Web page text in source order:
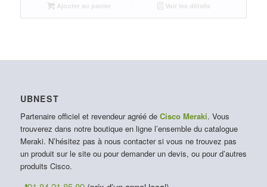
Ajouter au panier Voir les détails
UBNEST
Partenaire officiel et revendeur agréé de Cisco Meraki. Vous
trouverez dans notre boutique en ligne l’ensemble du catalogue
Meraki. N’hésitez pas à nous contacter si vous ne trouvez pas
un produit sur le site ou pour demander un devis, ou pour d’autres
produits Cisco.